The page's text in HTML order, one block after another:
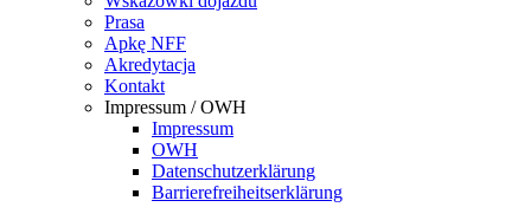
Prasa
Apkę NFF
Akredytacja
Kontakt
Impressum / OWH
Impressum
OWH
Datenschutzerklärung
Barrierefreiheitserklärung